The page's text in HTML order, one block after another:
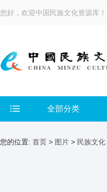
您好，欢迎中国民族文化资源库！
全部分类
您的位置: 首页 > 图片 > 民族文化